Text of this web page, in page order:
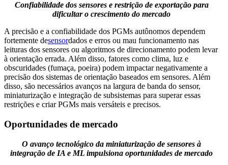
Confiabilidade dos sensores e restrição de exportação para
dificultar o crescimento do mercado
A precisão e a confiabilidade dos PGMs autônomos dependem
fortemente desensordados e erros ou mau funcionamento nas
leituras dos sensores ou algoritmos de direcionamento podem levar
à orientação errada. Além disso, fatores como clima, luz e
obscuridades (fumaça, poeira) podem impactar negativamente a
precisão dos sistemas de orientação baseados em sensores. Além
disso, são necessários avanços na largura de banda do sensor,
miniaturização e integração de subsistemas para superar essas
restrições e criar PGMs mais versáteis e precisos.
Oportunidades de mercado
O avanço tecnológico da miniaturização de sensores à
integração de IA e ML impulsiona oportunidades de mercado